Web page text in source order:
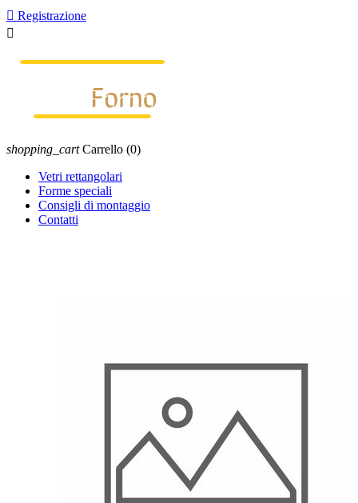
 Registrazione

shopping_cart Carrello (0)
Vetri rettangolari
Forme speciali
Consigli di montaggio
Contatti